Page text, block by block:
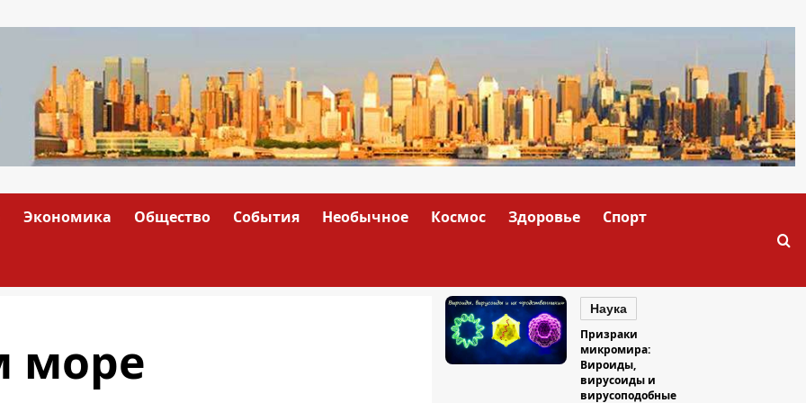
Экономика Общество События Необычное Космос Здоровье Спорт
море
Наука
Призраки
микромира:
Вироиды,
вирусоиды и
вирусоподобные